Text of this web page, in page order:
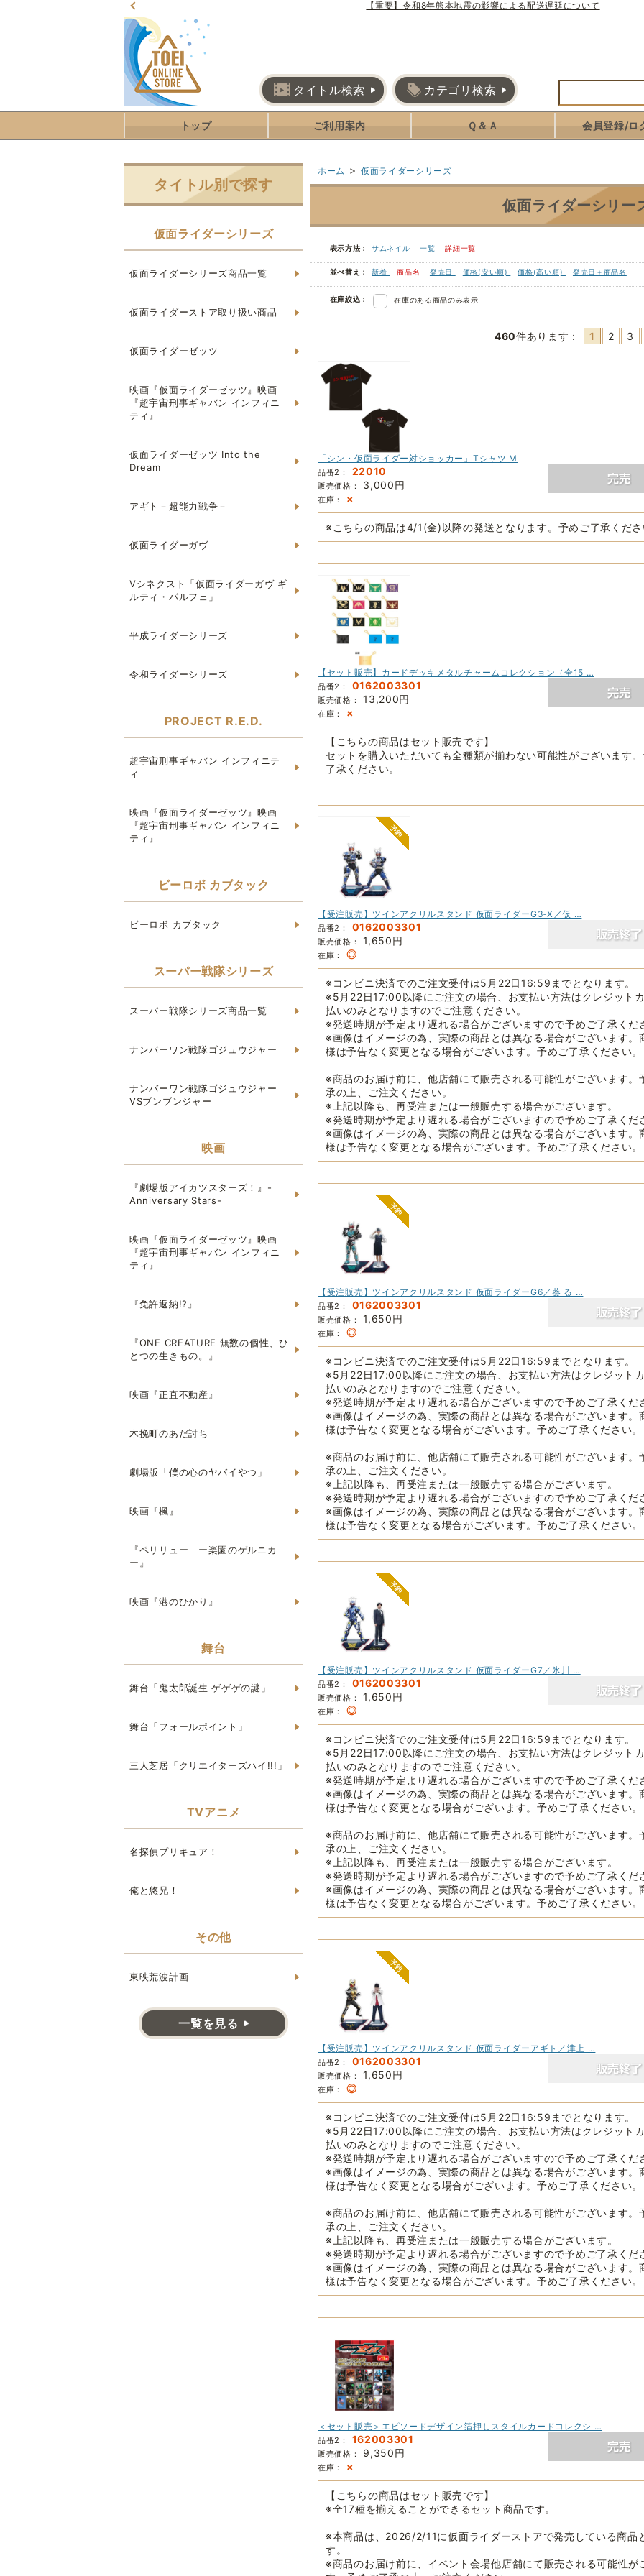
【重要】令和8年熊本地震の影響による配送遅延について
タイトル検索 カテゴリ検索
トップ ご利用案内 Ｑ＆Ａ 会員登録/ロ
ホーム > 仮面ライダーシリーズ
仮面ライダーシリー
表示方法： サムネイル 一覧 詳細一覧
並べ替え： 新着 商品名 発売日 価格(安い順) 価格(高い順) 発売日＋商品名
在庫絞込： 在庫のある商品のみ表示
460件あります ： 1 2 3
「シン・仮面ライダー対ショッカー」Tシャツ M
品番2： 22010
販売価格： 3,000円
在庫： ×
※こちらの商品は4/1(金)以降の発送となります。予めご了承くだ
【セット販売】カードデッキメタルチャームコレクション（全15 …
品番2： 0162003301
販売価格： 13,200円
在庫： ×
【こちらの商品はセット販売です】
セットを購入いただいても全種類が揃わない可能性がございます
了承ください。
【受注販売】ツインアクリルスタンド 仮面ライダーG3‐X／仮 …
品番2： 0162003301
販売価格： 1,650円
在庫： ◎
※コンビニ決済でのご注文受付は5月22日16:59までとなります。
※5月22日17:00以降にご注文の場合、お支払い方法はクレジット
払いのみとなりますのでご注意ください。
※発送時期が予定より遅れる場合がございますので予めご了承くだ
※画像はイメージの為、実際の商品とは異なる場合がございます。
様は予告なく変更となる場合がございます。予めご了承ください。
※商品のお届け前に、他店舗にて販売される可能性がございます。
承の上、ご注文ください。
※上記以降も、再受注または一般販売する場合がございます。
※発送時期が予定より遅れる場合がございますので予めご了承くだ
※画像はイメージの為、実際の商品とは異なる場合がございます。
様は予告なく変更となる場合がございます。予めご了承ください。
【受注販売】ツインアクリルスタンド 仮面ライダーG6／葵 る …
品番2： 0162003301
販売価格： 1,650円
在庫： ◎
※コンビニ決済でのご注文受付は5月22日16:59までとなります。
※5月22日17:00以降にご注文の場合、お支払い方法はクレジット
払いのみとなりますのでご注意ください。
※発送時期が予定より遅れる場合がございますので予めご了承くだ
※画像はイメージの為、実際の商品とは異なる場合がございます。
様は予告なく変更となる場合がございます。予めご了承ください。
※商品のお届け前に、他店舗にて販売される可能性がございます。
承の上、ご注文ください。
※上記以降も、再受注または一般販売する場合がございます。
※発送時期が予定より遅れる場合がございますので予めご了承くだ
※画像はイメージの為、実際の商品とは異なる場合がございます。
様は予告なく変更となる場合がございます。予めご了承ください。
【受注販売】ツインアクリルスタンド 仮面ライダーG7／氷川 …
品番2： 0162003301
販売価格： 1,650円
在庫： ◎
※コンビニ決済でのご注文受付は5月22日16:59までとなります。
※5月22日17:00以降にご注文の場合、お支払い方法はクレジット
払いのみとなりますのでご注意ください。
※発送時期が予定より遅れる場合がございますので予めご了承くだ
※画像はイメージの為、実際の商品とは異なる場合がございます。
様は予告なく変更となる場合がございます。予めご了承ください。
※商品のお届け前に、他店舗にて販売される可能性がございます。
承の上、ご注文ください。
※上記以降も、再受注または一般販売する場合がございます。
※発送時期が予定より遅れる場合がございますので予めご了承くだ
※画像はイメージの為、実際の商品とは異なる場合がございます。
様は予告なく変更となる場合がございます。予めご了承ください。
【受注販売】ツインアクリルスタンド 仮面ライダーアギト／津上 …
品番2： 0162003301
販売価格： 1,650円
在庫： ◎
※コンビニ決済でのご注文受付は5月22日16:59までとなります。
※5月22日17:00以降にご注文の場合、お支払い方法はクレジット
払いのみとなりますのでご注意ください。
※発送時期が予定より遅れる場合がございますので予めご了承くだ
※画像はイメージの為、実際の商品とは異なる場合がございます。
様は予告なく変更となる場合がございます。予めご了承ください。
※商品のお届け前に、他店舗にて販売される可能性がございます。
承の上、ご注文ください。
※上記以降も、再受注または一般販売する場合がございます。
※発送時期が予定より遅れる場合がございますので予めご了承くだ
※画像はイメージの為、実際の商品とは異なる場合がございます。
様は予告なく変更となる場合がございます。予めご了承ください。
＜セット販売＞エピソードデザイン箔押しスタイルカードコレクシ …
品番2： 162003301
販売価格： 9,350円
在庫： ×
【こちらの商品はセット販売です】
※全17種を揃えることができるセット商品です。
※本商品は、2026/2/11に仮面ライダーストアで発売している商品
す。
※商品のお届け前に、イベント会場他店舗にて販売される可能性が
タイトル別で探す
仮面ライダーシリーズ
仮面ライダーシリーズ商品一覧
仮面ライダーストア取り扱い商品
仮面ライダーゼッツ
映画『仮面ライダーゼッツ』映画
『超宇宙刑事ギャバン インフィニ
ティ』
仮面ライダーゼッツ Into the
Dream
アギト－超能力戦争－
仮面ライダーガヴ
Vシネクスト「仮面ライダーガヴ ギ
ルティ・パルフェ」
平成ライダーシリーズ
令和ライダーシリーズ
PROJECT R.E.D.
超宇宙刑事ギャバン インフィニテ
ィ
映画『仮面ライダーゼッツ』映画
『超宇宙刑事ギャバン インフィニ
ティ』
ビーロボ カブタック
ビーロボ カブタック
スーパー戦隊シリーズ
スーパー戦隊シリーズ商品一覧
ナンバーワン戦隊ゴジュウジャー
ナンバーワン戦隊ゴジュウジャー
VSブンブンジャー
映画
『劇場版アイカツスターズ！』-
Anniversary Stars-
映画『仮面ライダーゼッツ』映画
『超宇宙刑事ギャバン インフィニ
ティ』
『免許返納!?』
『ONE CREATURE 無数の個性、ひ
とつの生きもの。』
映画『正直不動産』
木挽町のあだ討ち
劇場版「僕の心のヤバイやつ」
映画『楓』
『ペリリュー ー楽園のゲルニカ
ー』
映画『港のひかり』
舞台
舞台「鬼太郎誕生 ゲゲゲの謎」
舞台「フォールポイント」
三人芝居「クリエイターズハイ!!!」
TVアニメ
名探偵プリキュア！
俺と悠兄！
その他
東映荒波計画
一覧を見る